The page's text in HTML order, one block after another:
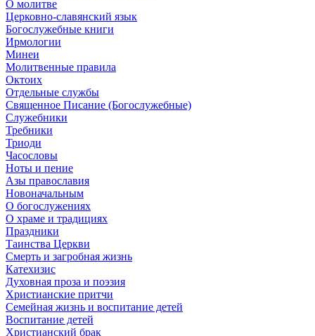
О молитве
Церковно-славянский язык
Богослужебные книги
Ирмологии
Минеи
Молитвенные правила
Октоих
Отдельные службы
Священное Писание (Богослужебные)
Служебники
Требники
Триоди
Часословы
Ноты и пение
Азы православия
Новоначальным
О богослужениях
О храме и традициях
Праздники
Таинства Церкви
Смерть и загробная жизнь
Катехизис
Духовная проза и поэзия
Христианские притчи
Семейная жизнь и воспитание детей
Воспитание детей
Христианский брак